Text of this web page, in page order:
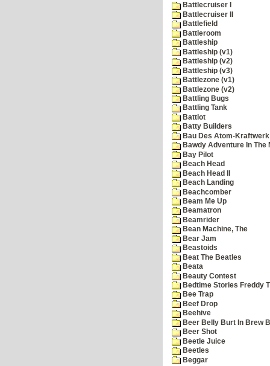
Battlecruiser I
Battlecruiser II
Battlefield
Battleroom
Battleship
Battleship (v1)
Battleship (v2)
Battleship (v3)
Battlezone (v1)
Battlezone (v2)
Battling Bugs
Battling Tank
Battlot
Batty Builders
Bau Des Atom-Kraftwerk
Bawdy Adventure In The
Bay Pilot
Beach Head
Beach Head II
Beach Landing
Beachcomber
Beam Me Up
Beamatron
Beamrider
Bean Machine, The
Bear Jam
Beastoids
Beat The Beatles
Beata
Beauty Contest
Bedtime Stories Freddy
Bee Trap
Beef Drop
Beehive
Beer Belly Burt In Brew
Beer Shot
Beetle Juice
Beetles
Beggar